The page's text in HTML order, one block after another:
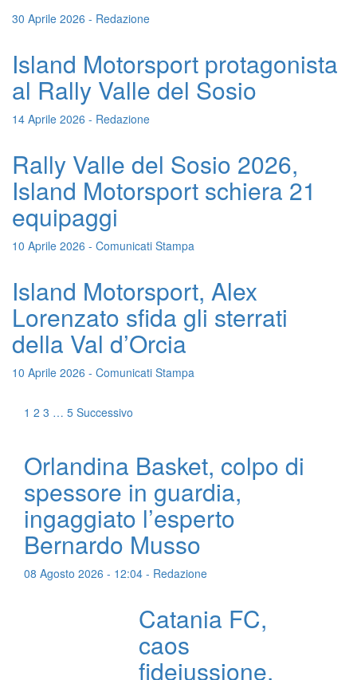
30 Aprile 2026 - Redazione
Island Motorsport protagonista
al Rally Valle del Sosio
14 Aprile 2026 - Redazione
Rally Valle del Sosio 2026,
Island Motorsport schiera 21
equipaggi
10 Aprile 2026 - Comunicati Stampa
Island Motorsport, Alex
Lorenzato sfida gli sterrati
della Val d’Orcia
10 Aprile 2026 - Comunicati Stampa
1 2 3 … 5 Successivo
Orlandina Basket, colpo di
spessore in guardia,
ingaggiato l’esperto
Bernardo Musso
08 Agosto 2026 - 12:04 - Redazione
Catania FC,
caos
fideiussione,